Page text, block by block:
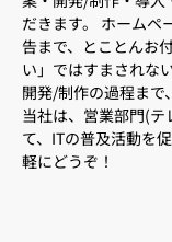
だきます。 ホームペ
告まで、とことんお
い」ではすまされな
開発/制作の過程まで
当社は、営業部門(
て、ITの普及活動を
軽にどうぞ！